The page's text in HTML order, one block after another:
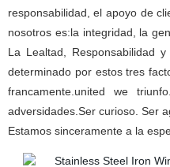
responsabilidad, el apoyo de
nosotros es:la integridad, la
La Lealtad, Responsabilidad
determinado por estos tres
francamente.united we
adversidades.Ser curioso. Ser
Estamos sinceramente a la